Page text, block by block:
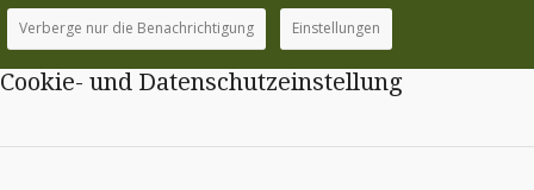
Verberge nur die Benachrichtigung Einstellungen
Cookie- und Datenschutzeinstellung